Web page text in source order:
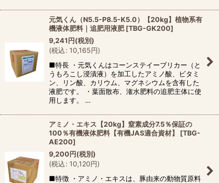
元気くん（N5.5-P8.5-K5.0）【20kg】植物系有
機液体肥料｜追肥用液肥 [TBG-GK200]
9,241円(税別)
(税込: 10,165円)
■特長 ・元気くんはコーンステイーブリカー（と
うもろこし浸漬液）を加工したアミノ酸、ビタミ
ン、リン酸、カリウム、マグネシウムを含有した
液肥です。 ・葉面散布、潅水肥料の追肥主体に使
用します。 …
アミノ・エキス【20kg】窒素成分7.5％保証の
100％有機液体肥料【有機JAS適合資材】
[TBG-
AE200]
9,200円(税別)
(税込: 10,120円)
■特徴 ・アミノ・エキスは、豚由来の動物質原料